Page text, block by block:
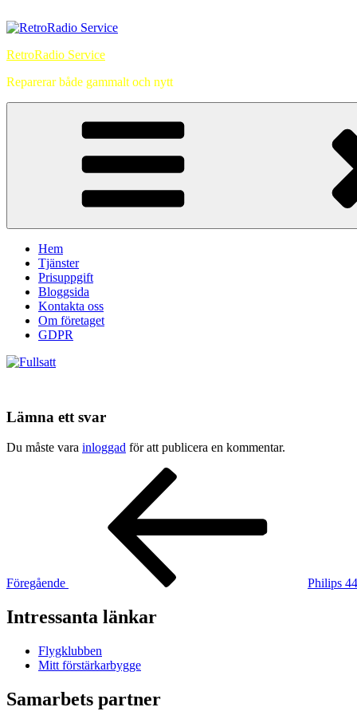
till
RetroRadio Service
Reparerar både gammalt och nytt
Hem
Tjänster
Prisuppgift
Bloggsida
Kontakta oss
Om företaget
GDPR
Lämna ett svar
Du måste vara inloggad för att publicera en kommentar.
Inläggsnavigering
Föregående Philips
Intressanta länkar
Flygklubben
Mitt förstärkarbygge
Samarbets partner